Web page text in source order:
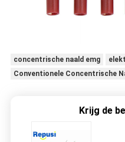
concentrische naald emg
Conventionele Concentrische
Krijg de